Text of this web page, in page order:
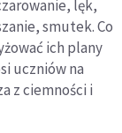
lęk,
smutek. Co
ich plany
uczniów na
z ciemności i